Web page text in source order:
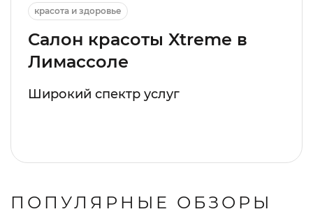
красота и здоровье
Салон красоты Xtreme в
Лимассоле
Широкий спектр услуг
ПОПУЛЯРНЫЕ ОБЗОРЫ